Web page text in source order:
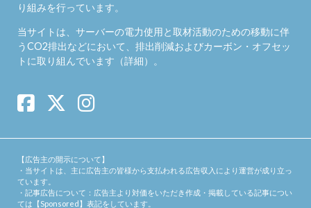
り組みを行っています。
当サイトは、サーバーの電力使用と取材活動のための移動に伴
うCO2排出などにおいて、排出削減およびカーボン・オフセッ
トに取り組んでいます（詳細）。
【広告主の開示について】
・当サイトは、主に広告主の皆様から支払われる広告収入により運営が成り立っ
ています。
・記事広告について：広告主より対価をいただき作成・掲載している記事につい
ては【Sponsored】表記をしています。